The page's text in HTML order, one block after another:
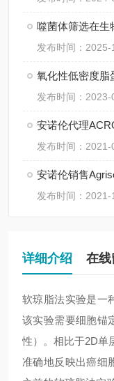
噬菌体筛选在生
发布时间：2025-
氧化性低密度
发布时间：2023-
安诺伦代理
发布时间：2021-
安诺伦销售
发布时间：2021-
详细介绍 在线
软琼脂法实验是一
该实验需要细胞锚
性）。相比于2D单
准确地反映出癌细